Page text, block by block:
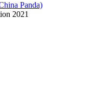
Panda)
2021